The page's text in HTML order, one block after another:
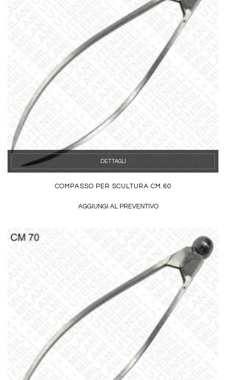
DETTAGLI
COMPASSO PER SCULTURA CM.60
AGGIUNGI AL PREVENTIVO